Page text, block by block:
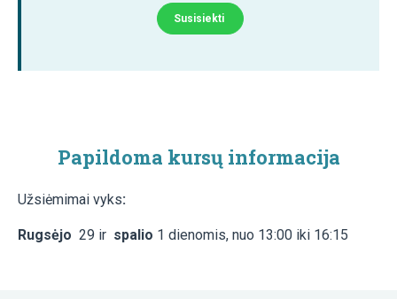
Susisiekti
Papildoma kursų informacija
Užsiėmimai vyks:
Rugsėjo 29 ir spalio 1 dienomis, nuo 13:00 iki 16:15